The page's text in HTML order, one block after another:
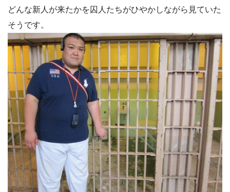
どんな新人が来たかを囚人たちがひやかしながら見ていた
そうです。